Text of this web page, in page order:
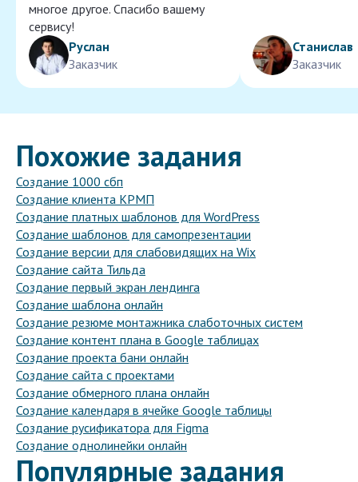
многое другое. Спасибо вашему
сервису!
Руслан
Заказчик
Станислав
Заказчик
Похожие задания
Создание 1000 сбп
Создание клиента КРМП
Создание платных шаблонов для WordPress
Создание шаблонов для самопрезентации
Создание версии для слабовидящих на Wix
Создание сайта Тильда
Создание первый экран лендинга
Создание шаблона онлайн
Создание резюме монтажника слаботочных систем
Создание контент плана в Google таблицах
Создание проекта бани онлайн
Создание сайта с проектами
Создание обмерного плана онлайн
Создание календаря в ячейке Google таблицы
Создание русификатора для Figma
Создание однолинейки онлайн
Популярные задания